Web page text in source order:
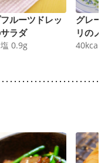
ルーツドレッ
ラダ
0.9g
グレー
リのノ
40kcal